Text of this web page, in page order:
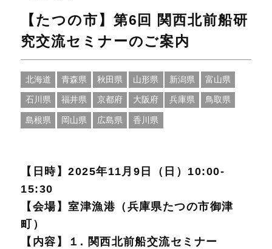
【たつの市】第6回 関西北前船研
究交流セミナーのご案内
北海道 青森県 秋田県 山形県 新潟県 富山県
石川県 福井県 京都府 大阪府 兵庫県 鳥取県
島根県 岡山県 広島県 香川県
【日時】2025年11月9日（日）10:00-
15:30
【会場】室津漁港（兵庫県たつの市御津
町）
【内容】１. 関西北前船交流セミナー